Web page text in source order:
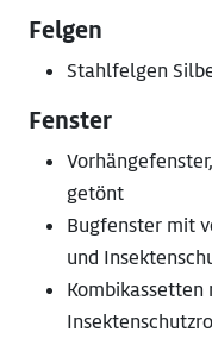
Felgen
Stahlfelgen
Fenster
getönt
Bugfenster mit
und
Kombikassetten